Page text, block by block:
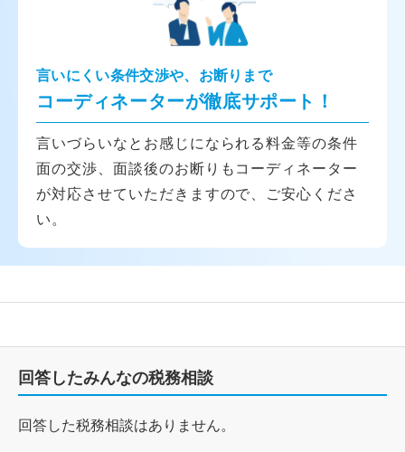
言いにくい条件交渉や、お断りまで
コーディネーターが徹底サポート！
言いづらいなとお感じになられる料金等の条件
面の交渉、面談後のお断りもコーディネーター
が対応させていただきますので、ご安心くださ
い。
回答したみんなの税務相談
回答した税務相談はありません。